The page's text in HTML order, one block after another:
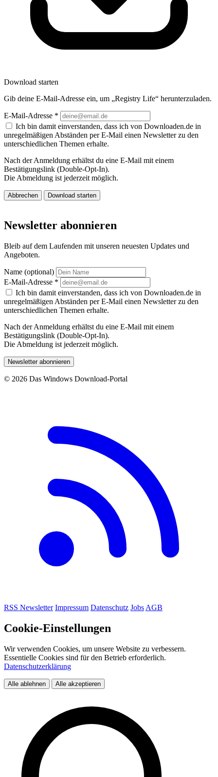
Download starten
Gib deine E-Mail-Adresse ein, um „Registry Life“ herunterzuladen.
E-Mail-Adresse *
Ich bin damit einverstanden, dass ich von Downloaden.de in
unregelmäßigen Abständen per E-Mail einen Newsletter zu den
unterschiedlichen Themen erhalte.
Nach der Anmeldung erhältst du eine E-Mail mit einem
Bestätigungslink (Double-Opt-In).
Die Abmeldung ist jederzeit möglich.
Abbrechen Download starten
Newsletter abonnieren
Bleib auf dem Laufenden mit unseren neuesten Updates und
Angeboten.
Name (optional)
E-Mail-Adresse *
Ich bin damit einverstanden, dass ich von Downloaden.de in
unregelmäßigen Abständen per E-Mail einen Newsletter zu den
unterschiedlichen Themen erhalte.
Nach der Anmeldung erhältst du eine E-Mail mit einem
Bestätigungslink (Double-Opt-In).
Die Abmeldung ist jederzeit möglich.
Newsletter abonnieren
© 2026 Das Windows Download-Portal
RSS Newsletter Impressum Datenschutz Jobs AGB
Cookie-Einstellungen
Wir verwenden Cookies, um unsere Website zu verbessern.
Essentielle Cookies sind für den Betrieb erforderlich.
Datenschutzerklärung
Alle ablehnen Alle akzeptieren